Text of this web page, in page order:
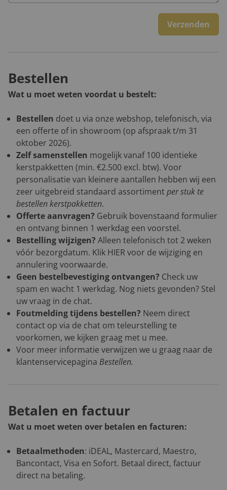
Verzenden
Bestellen
Wat u moet weten voordat u bestelt:
Bestellen doet u via onze webshop, telefonisch, via
een offerte of in showroom (op afspraak t/m 31
oktober 2026).
Zelf samenstellen mogelijk vanaf 100 identieke
kerstpakketten (min. €2.500 excl. btw). Voor
personalisatie van kleinere aantallen hebben wij een
zeer uitgebreid standaard assortimentper stuk te
bestellen kerstpakketten.
Offerte aanvragen? Gebruik bovenstaand formulier
en ontvang binnen 1 werkdag een voorstel.
Bestelling wijzigen? Alleen telefonisch tot 2 weken
vóór bezorgdatum. Klik HIERvoor de wijziging en
annulering voorwaarde.
Geen bestelbevestiging ontvangen? Check uw
spam en wacht 1 werkdag. Nog niets gevonden? Stel
uw vraag in de chat.
Foutmelding tijdens bestellen? Neem direct
contact op via de chat om teleurstelling te
voorkomen, we kijken graag met u mee.
Voor meer informatie verwijzen we u graag naar de
klantenservicepagina Bestellen.
Betalen en factuur
Wat u moet weten over betalen en facturen:
Betaalmethoden: iDEAL, Mastercard, Maestro,
Bancontact, Visa en Sofort. Betaal direct, factuur
direct na betaling.